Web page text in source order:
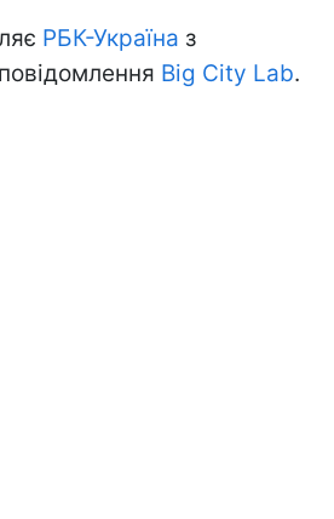
РБК-Україна з
Big City Lab.